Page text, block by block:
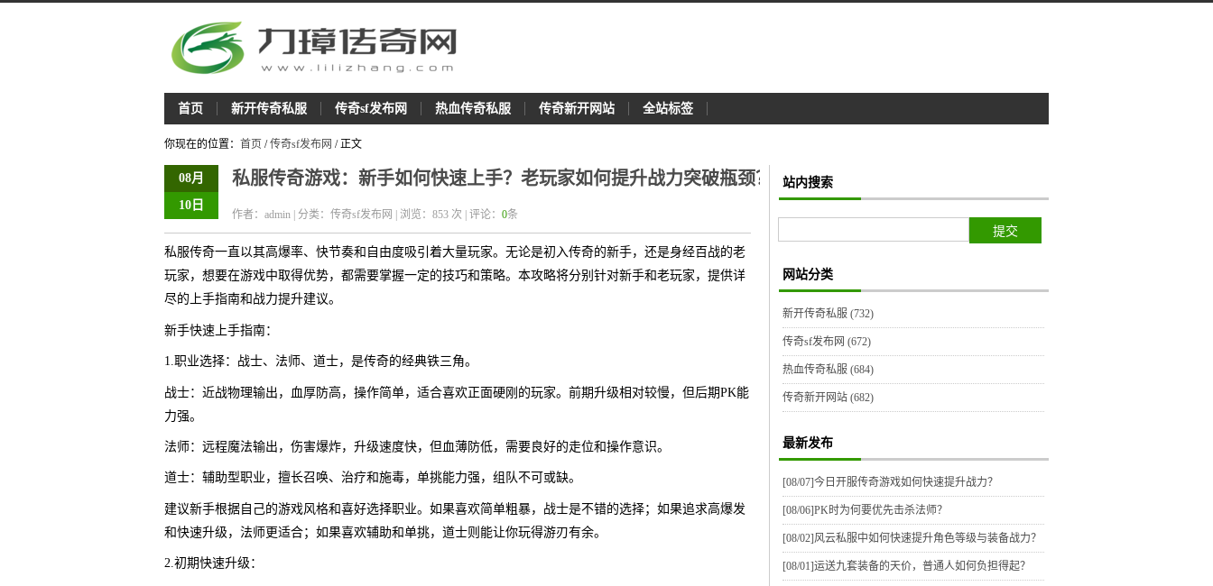
首页 新开传奇私服 传奇sf发布网 热血传奇私服 传奇新开网站 全站标签
你现在的位置： 首页 /传奇sf发布网 / 正文
08月
10日
私服传奇游戏：新手如何快速上手？老玩家如何提升战力突破瓶颈？
作者：admin | 分类：传奇sf发布网 | 浏览： 853 次 | 评论： 0条
私服传奇一直以其高爆率、快节奏和自由度吸引着大量玩家。无论是初入传奇的新手，还是身经百战的老
玩家，想要在游戏中取得优势，都需要掌握一定的技巧和策略。本攻略将分别针对新手和老玩家，提供详
尽的上手指南和战力提升建议。
新手快速上手指南：
1.职业选择：战士、法师、道士，是传奇的经典铁三角。
战士：近战物理输出，血厚防高，操作简单，适合喜欢正面硬刚的玩家。前期升级相对较慢，但后期PK能
力强。
法师：远程魔法输出，伤害爆炸，升级速度快，但血薄防低，需要良好的走位和操作意识。
道士：辅助型职业，擅长召唤、治疗和施毒，单挑能力强，组队不可或缺。
建议新手根据自己的游戏风格和喜好选择职业。如果喜欢简单粗暴，战士是不错的选择；如果追求高爆发
和快速升级，法师更适合；如果喜欢辅助和单挑，道士则能让你玩得游刃有余。
2.初期快速升级：
站内搜索
网站分类
新开传奇私服 (732)
传奇sf发布网 (672)
热血传奇私服 (684)
传奇新开网站 (682)
最新发布
[08/07]今日开服传奇游戏如何快速提升战力？
[08/06]PK时为何要优先击杀法师？
[08/02] 风云私服中如何快速提升角色等级与装备战力？
[08/01]运送九套装备的天价，普通人如何负担得起？